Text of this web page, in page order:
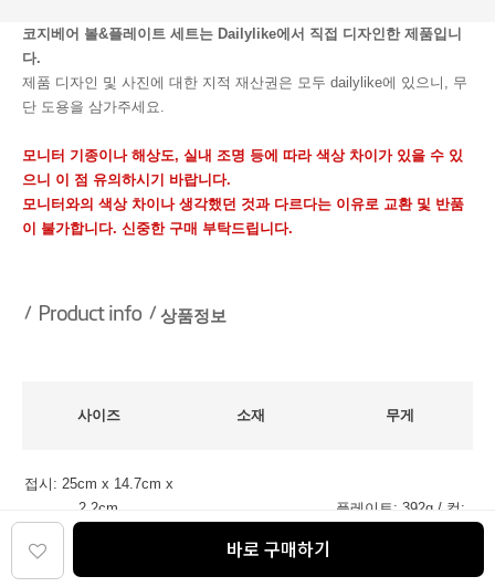
바로 구매하기
코지베어 볼&플레이트 세트는 Dailylike에서 직접 디자인한 제품입니
다.
제품 디자인 및 사진에 대한 지적 재산권은 모두 dailylike에 있으니, 무
단 도용을 삼가주세요.
모니터 기종이나 해상도, 실내 조명 등에 따라 색상 차이가 있을 수 있
으니 이 점 유의하시기 바랍니다.
모니터와의 색상 차이나 생각했던 것과 다르다는 이유로 교환 및 반품
이 불가합니다. 신중한 구매 부탁드립니다.
상품정보
사이즈 소재 무게
접시: 25cm x 14.7cm x
2.2cm
/ 머그컵: 7.9cm x
도자기제(세라믹)
플레이트: 392g / 컵: